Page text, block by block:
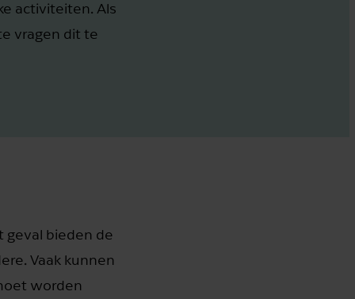
activiteiten. Als
vragen dit te
geval bieden de
Vaak kunnen
worden